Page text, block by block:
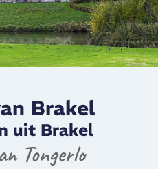
Brakel
uit Brakel
Tongerlo